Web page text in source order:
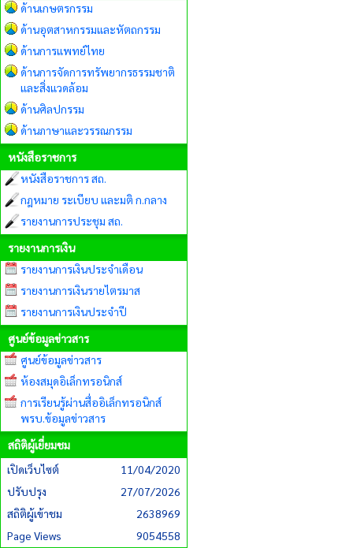
ด้านเกษตรกรรม
ด้านอุตสาหกรรมและหัตถกรรม
ด้านการแพทย์ไทย
ด้านการจัดการทรัพยากรธรรมชาติ
และสิ่งแวดล้อม
ด้านศิลปกรรม
ด้านภาษาและวรรณกรรม
หนังสือราชการ
หนังสือราชการ สถ.
กฎหมาย ระเบียบ และมติ ก.กลาง
รายงานการประชุม สถ.
รายงานการเงิน
รายงานการเงินประจำเดือน
รายงานการเงินรายไตรมาส
รายงานการเงินประจำปี
ศูนย์ข้อมูลข่าวสาร
ศูนย์ข้อมูลข่าวสาร
ห้องสมุดอิเล็กทรอนิกส์
การเรียนรู้ผ่านสื่ออิเล็กทรอนิกส์
พรบ.ข้อมูลข่าวสาร
สถิติผู้เยี่ยมชม
เปิดเว็บไซต์
11/04/2020
ปรับปรุง
27/07/2026
สถิติผู้เข้าชม
2638969
Page Views
9054558